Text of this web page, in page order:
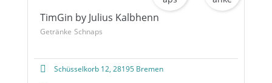
TimGin by Julius Kalbhenn
Getränke Schnaps
Schüsselkorb 12, 28195 Bremen